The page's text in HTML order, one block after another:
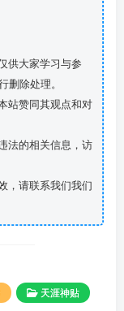
供大家学习与参
删除处理。
站赞同其观点和对
法的相关信息，访
，请联系我们我们
天涯神贴